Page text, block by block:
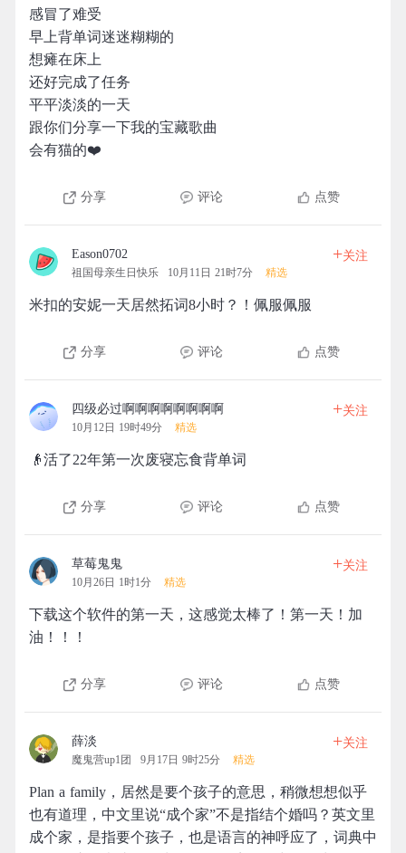
感冒了难受
早上背单词迷迷糊糊的
想瘫在床上
还好完成了任务
平平淡淡的一天
跟你们分享一下我的宝藏歌曲
会有猫的❤️
分享 评论 点赞
Eason0702
祖国母亲生日快乐 10月11日 21时7分 精选
+关注
米扣的安妮一天居然拓词8小时？！佩服佩服
分享 评论 点赞
四级必过啊啊啊啊啊啊啊啊
10月12日 19时49分 精选
+关注
👴活了22年第一次废寝忘食背单词
分享 评论 点赞
草莓鬼鬼
10月26日 1时1分 精选
+关注
下载这个软件的第一天，这感觉太棒了！第一天！加
油！！！
分享 评论 点赞
薛淡
魔鬼营up1团 9月17日 9时25分 精选
+关注
Plan a family，居然是要个孩子的意思，稍微想想似乎
也有道理，中文里说“成个家”不是指结个婚吗？英文里
成个家，是指要个孩子，也是语言的神呼应了，词典中